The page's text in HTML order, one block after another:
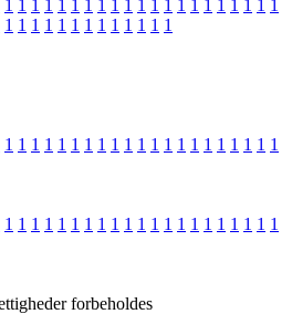
1 1 1 1 1 1 1 1 1 1 1 1 1 1 1 1 1 1 1 1 1
1 1 1 1 1 1 1 1 1 1 1 1 1
1 1 1 1 1 1 1 1 1 1 1 1 1 1 1 1 1 1 1 1 1
1 1 1 1 1 1 1 1 1 1 1 1 1 1 1 1 1 1 1 1 1
forbeholdes